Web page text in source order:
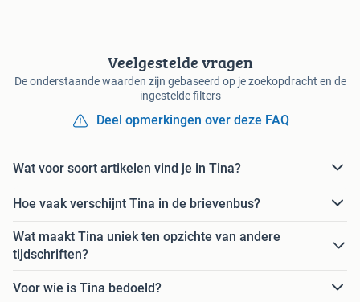
Veelgestelde vragen
De onderstaande waarden zijn gebaseerd op je zoekopdracht en de
ingestelde filters
Deel opmerkingen over deze FAQ
Wat voor soort artikelen vind je in Tina?
Hoe vaak verschijnt Tina in de brievenbus?
Wat maakt Tina uniek ten opzichte van andere
tijdschriften?
Voor wie is Tina bedoeld?